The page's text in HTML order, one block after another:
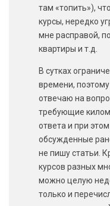
там «топить»),
курсы, нередко
мне расправой,
квартиры и т.д.
В сутках
времени, поэтому
отвечаю на
требующие
ответа и при
обсужденные
не пишу статьи.
курсов разных
можно целую
только и